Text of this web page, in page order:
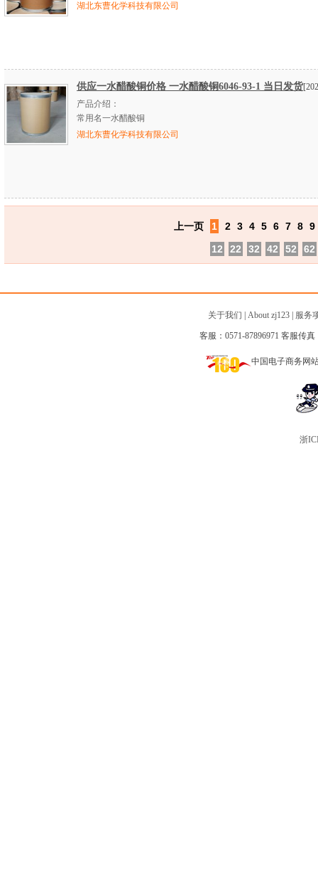
湖北东曹化学科技有限公司
供应一水醋酸铜价格 一水醋酸铜6046-93-1 当日发货
产品介绍：
常用名一水醋酸铜
湖北东曹化学科技有限公司
上一页 1 2 3 4 5 6 7 8 9
12
22 32 42 52 62
关于我们 About zj123| 服务
客服：0571-87896971 客服传真
中国电子商务网
浙